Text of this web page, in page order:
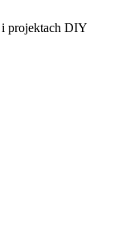
i projektach DIY